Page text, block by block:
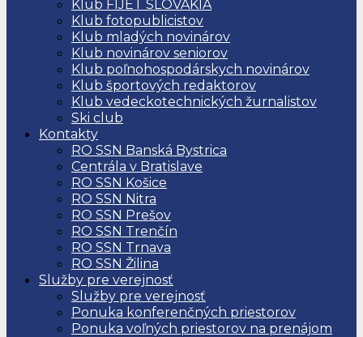
Klub FIJET SLOVAKIA
Klub fotopublicistov
Klub mladých novinárov
Klub novinárov seniorov
Klub poľnohospodárskych novinárov
Klub športových redaktorov
Klub vedeckotechnických žurnalistov
Ski club
Kontakty
RO SSN Banská Bystrica
Centrála v Bratislave
RO SSN Košice
RO SSN Nitra
RO SSN Prešov
RO SSN Trenčín
RO SSN Trnava
RO SSN Žilina
Služby pre verejnosť
Služby pre verejnosť
Ponuka konferenčných priestorov
Ponuka voľných priestorov na prenájom